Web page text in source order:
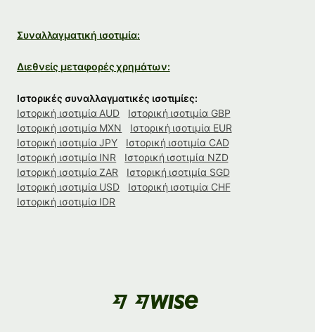
Συναλλαγματική ισοτιμία:
Διεθνείς μεταφορές χρημάτων:
Ιστορικές συναλλαγματικές ισοτιμίες:
Ιστορική ισοτιμία AUD
Ιστορική ισοτιμία GBP
Ιστορική ισοτιμία MXN
Ιστορική ισοτιμία EUR
Ιστορική ισοτιμία JPY
Ιστορική ισοτιμία CAD
Ιστορική ισοτιμία INR
Ιστορική ισοτιμία NZD
Ιστορική ισοτιμία ZAR
Ιστορική ισοτιμία SGD
Ιστορική ισοτιμία USD
Ιστορική ισοτιμία CHF
Ιστορική ισοτιμία IDR